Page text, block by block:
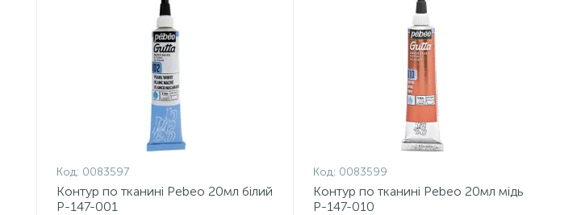
Код: 0083597
Контур по тканині Pebeo 20мл білий
Р-147-001
Код: 0083599
Контур по тканині Pebeo 20мл мідь
P-147-010